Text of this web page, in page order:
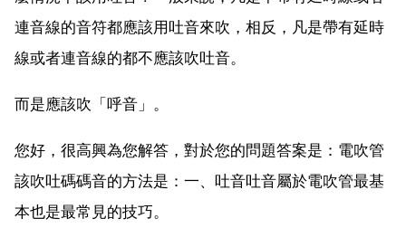
連音線的音符都應該用吐音來吹，相反，凡是帶有延時
線或者連音線的都不應該吹吐音。
而是應該吹「呼音」。
您好，很高興為您解答，對於您的問題答案是：電吹管
該吹吐碼碼音的方法是：一、吐音吐音屬於電吹管最基
本也是最常見的技巧。